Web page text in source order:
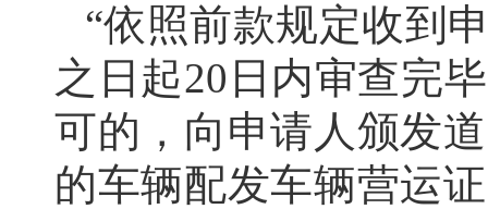
“依照前款规定收到
之日起20日内审查完
可的，向申请人颁发
的车辆配发车辆营运